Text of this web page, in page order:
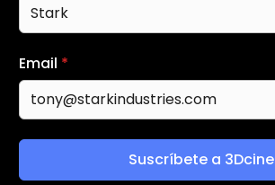
Email *
Suscríbete a 3Dcine